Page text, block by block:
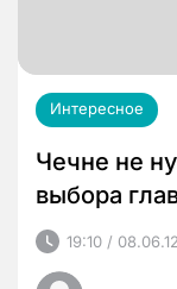
Интересное
Чечне не
выбора
19:10 / 08.06.12